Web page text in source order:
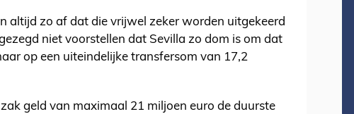
altijd zo af dat die vrijwel zeker worden uitgekeerd
niet voorstellen dat Sevilla zo dom is om dat
op een uiteindelijke transfersom van 17,2
geld van maximaal 21 miljoen euro de duurste